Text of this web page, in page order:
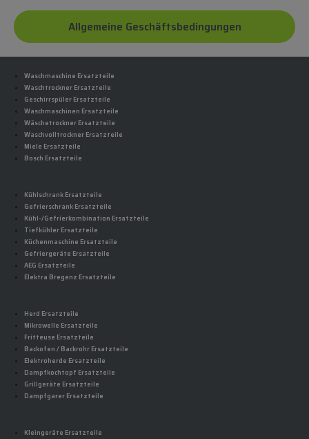
Allgemeine Geschäftsbedingungen
Waschmaschine Ersatzteile
Waschtrockner Ersatzteile
Geschirrspüler Ersatzteile
Waschmaschinen Ersatzteile
Wäschetrockner Ersatzteile
Waschvolltrockner Ersatzteile
Miele Ersatzteile
Bosch Ersatzteile
Kühlschrank Ersatzteile
Gefrierschrank Ersatzteile
Kühl-/Gefrierkombination Ersatzteile
Tiefkühler Ersatzteile
Küchenmaschine Ersatzteile
Gefriergeräte Ersatzteile
AEG Ersatzteile
Elektra Bregenz Ersatzteile
Herd Ersatzteile
Mikrowelle Ersatzteile
Fritteuse Ersatzteile
Backofen / Backrohr Ersatzteile
Elektroherde Ersatzteile
Dampfkochtopf Ersatzteile
Grillgeräte Ersatzteile
Dampfgarer Ersatzteile
Kleingeräte Ersatzteile